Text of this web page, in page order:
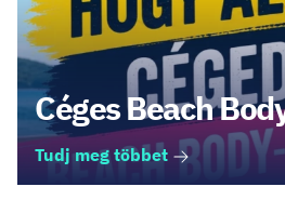
Céges Beach
Tudj meg többet